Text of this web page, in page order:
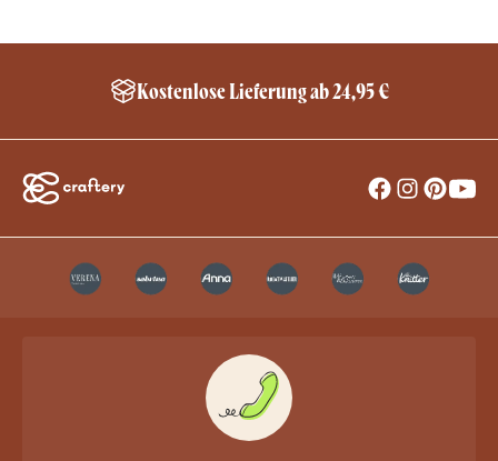
Kostenlose Lieferung ab 24,95 €